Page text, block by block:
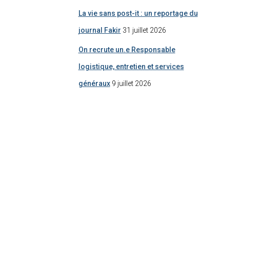
La vie sans post-it : un reportage du
journal Fakir 31 juillet 2026
On recrute un.e Responsable
logistique, entretien et services
généraux 9 juillet 2026